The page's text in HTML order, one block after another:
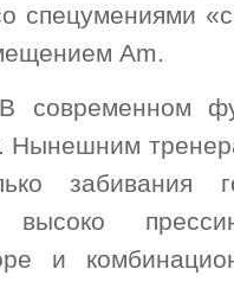
спецумениями
Аm.
современном
Нынешним
забивания
и